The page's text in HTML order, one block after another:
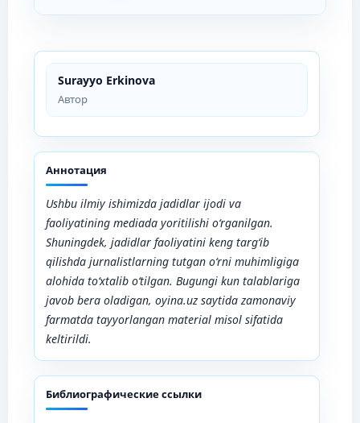
Surayyo Erkinova
Автор
Аннотация
Ushbu ilmiy ishimizda jadidlar ijodi va
faoliyatining mediada yoritilishi o‘rganilgan.
Shuningdek, jadidlar faoliyatini keng targ‘ib
qilishda jurnalistlarning tutgan o‘rni muhimligiga
alohida to‘xtalib o‘tilgan. Bugungi kun talablariga
javob bera oladigan, oyina.uz saytida zamonaviy
farmatda tayyorlangan material misol sifatida
keltirildi.
Библиографические ссылки